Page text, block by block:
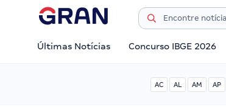
Últimas Notícias Concurso IBGE 2026
AC AL AM AP